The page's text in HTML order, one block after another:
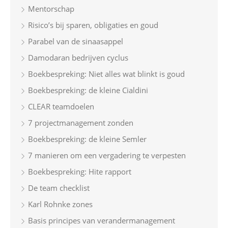
Mentorschap
Risico’s bij sparen, obligaties en goud
Parabel van de sinaasappel
Damodaran bedrijven cyclus
Boekbespreking: Niet alles wat blinkt is goud
Boekbespreking: de kleine Cialdini
CLEAR teamdoelen
7 projectmanagement zonden
Boekbespreking: de kleine Semler
7 manieren om een vergadering te verpesten
Boekbespreking: Hite rapport
De team checklist
Karl Rohnke zones
Basis principes van verandermanagement